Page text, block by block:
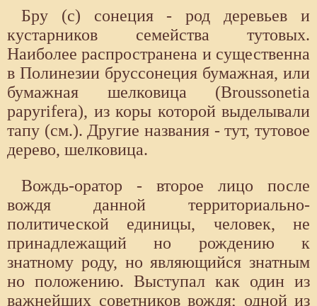
Бру (с) сонеция - род деревьев и
кустарников семейства тутовых.
Наиболее распространена и существенна
в Полинезии бруссонеция бумажная, или
бумажная шелковица (Broussonetia
papyrifera), из коры которой выделывали
тапу (см.). Другие названия - тут, тутовое
дерево, шелковица.
Вождь-оратор - второе лицо после
вождя данной территориально-
политической единицы, человек, не
принадлежащий но рождению к
знатному роду, но являющийся знатным
но положению. Выступал как один из
важнейших советников вождя; одной из